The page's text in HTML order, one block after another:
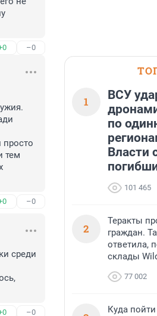
–0
тем
–0
среди
–0
1
ВСУ
по
Власти
101 465
2
Теракты
граждан.
ответила,
склады
77 002
Куда